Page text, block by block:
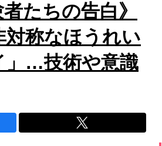
たちの告白》
対称なほうれい
」…技術や意識